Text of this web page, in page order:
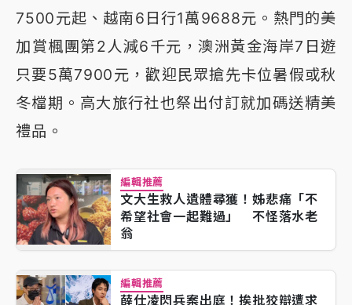
7500元起、越南6日行1萬9688元。熱門的美
加賞楓團第2人減6千元，澳洲黃金海岸7日遊
只要5萬7900元，歡迎民眾搶先卡位暑假或秋
冬檔期。高大旅行社也祭出付訂就加碼送精美
禮品。
編輯推薦
文大生救人遺體尋獲！姊悲痛「不
希望社會一起難過」 不怪落水老
翁
編輯推薦
薛仕凌閃兵案出庭！挨批狡辯遭求